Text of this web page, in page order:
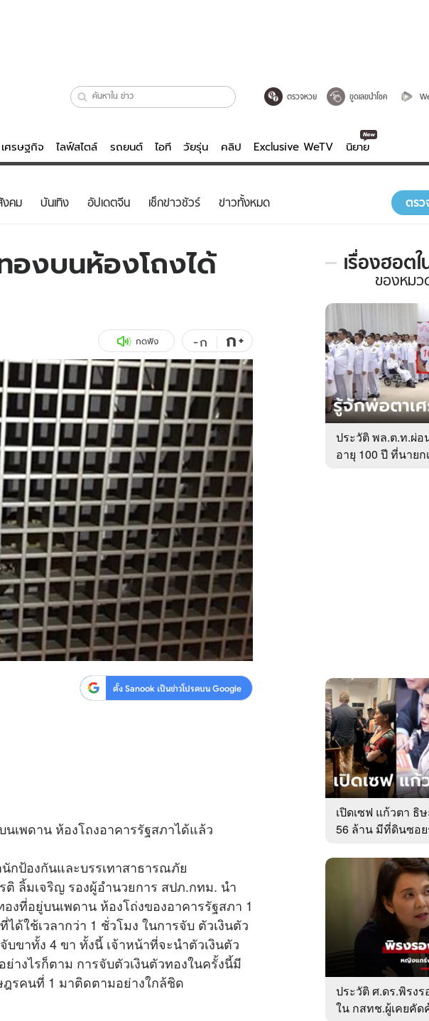
ตรวจหวย ขูดเลขนำโชค
เศรษฐกิจ ไลฟ์สไตล์ รถยนต์ ไอที วัยรุ่น คลิป Exclusive WeTV นิยาย
วย ไลฟ์สไตล์
วัยรุ่น
สุขภาพ
เที่ยว-กิน
Tasteful Thailand
Sanook Choice
บันเทิงครบรส
ดูทีวี
WeTV
Exclusive WeTV
นิยาย
ควา
ฮาวทู
งคม บันเทิง อัปเดตจีน เช็กข่าวชัวร์ ข่าวทั้งหมด ตรว
องบนห้องโถงได้
กดฟัง -ก ก+
ตั้ง Sanook เป็นข่าวโปรดบน Google
นเพดาน ห้องโถงอาคารรัฐสภาได้แล้ว
กป้องกันและบรรเทาสาธารณภัย
ลิ้มเจริญ รองผู้อำนวยการ สปภ.กทม. นำ
งที่อยู่บนเพดาน ห้องโถ่งของอาคารรัฐสภา 1
ด้ใช้เวลากว่า 1 ชั่วโมง ในการจับ ตัวเงินตัว
ขาทั้ง 4 ขา ทั้งนี้ เจ้าหน้าที่จะนำตัวเงินตัว
างไรก็ตาม การจับตัวเงินตัวทองในครั้งนี้มี
รคนที่ 1 มาติดตามอย่างใกล้ชิด
เรื่องฮอต
เรื่อง
ใน
สัปดาห์
ของ
หมวด
การเมือง
ของหมว
ประวัติ พล.ต.ท.ผ่
อายุ 100 ปี ที่นาย
เปิดเซฟ แก้วตา
56 ล้าน มีที่ดินซอ
ประวัติ ศ.ดร.พิรง
ใน กสทช.ผู้เคยคั